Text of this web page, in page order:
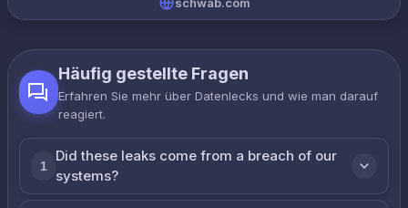
Häufig gestellte Fragen
Erfahren Sie mehr über Datenlecks und wie man darauf
reagiert.
1
Did these leaks come from a breach of our
systems?